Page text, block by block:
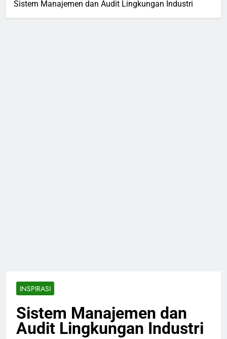
Sistem Manajemen dan Audit Lingkungan Industri
INSPIRASI
Sistem Manajemen dan
Audit Lingkungan Industri